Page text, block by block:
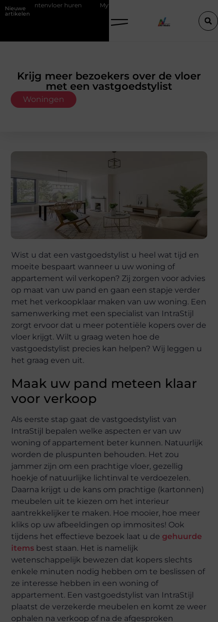
Nieuwe
artikelen
huren Mythes en feiten over zachtere nicotine pouches
Krijg meer bezoekers over de vloer
met een vastgoedstylist
Woningen
Wist u dat een vastgoedstylist u heel wat tijd en
moeite bespaart wanneer u uw woning of
appartement wil verkopen? Zij zorgen voor advies
op maat van uw pand en gaan een stapje verder
met het verkoopklaar maken van uw woning. Een
samenwerking met een specialist van IntraStijl
zorgt ervoor dat u meer potentiële kopers over de
vloer krijgt. Wilt u graag weten hoe de
vastgoedstylist precies kan helpen? Wij leggen u
het graag even uit.
Maak uw pand meteen klaar
voor verkoop
Als eerste stap gaat de vastgoedstylist van
IntraStijl bepalen welke aspecten er van uw
woning of appartement beter kunnen. Natuurlijk
worden de pluspunten behouden. Het zou
jammer zijn om een prachtige vloer, gezellig
hoekje of natuurlijke lichtinval te verdoezelen.
Daarna krijgt u de kans om prachtige (kartonnen)
meubelen uit te kiezen om het interieur
aantrekkelijker te maken. Hoe mooier, hoe meer
kliks op uw afbeeldingen op immosites! Ook
tijdens het effectieve bezoek laat u de gehuurde
items best staan. Het is namelijk
wetenschappelijk bewezen dat kopers slechts
enkele minuten nodig hebben om te beslissen of
ze interesse hebben in een woning of
appartement. Een vastgoedstylist van IntraStijl
plaatst de verzekerde meubelen en komt ze weer
ophalen na verkoop of na de afgesproken